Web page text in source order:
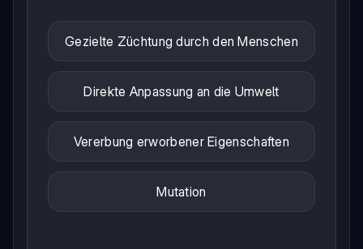
Gezielte Züchtung durch den Menschen
Direkte Anpassung an die Umwelt
Vererbung erworbener Eigenschaften
Mutation